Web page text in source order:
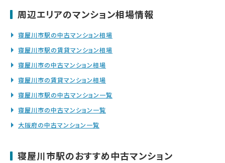
周辺エリアのマンション相場情報
寝屋川市駅の中古マンション相場
寝屋川市駅の賃貸マンション相場
寝屋川市の中古マンション相場
寝屋川市の賃貸マンション相場
寝屋川市駅の中古マンション一覧
寝屋川市の中古マンション一覧
大阪府の中古マンション一覧
寝屋川市駅のおすすめ中古マンション